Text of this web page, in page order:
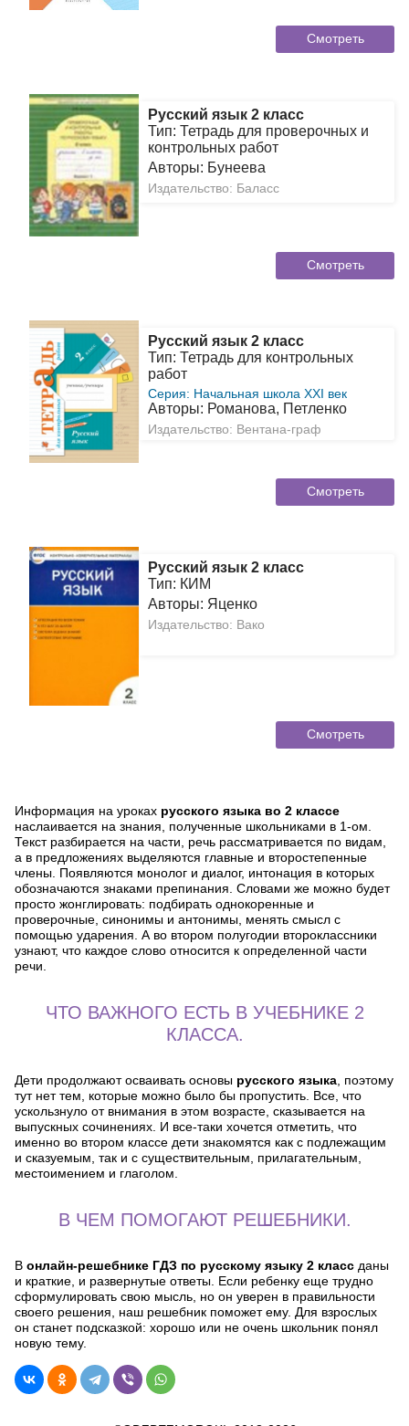
Смотреть
Русский язык 2 класс
Тип: Тетрадь для проверочных и
контрольных работ
Авторы: Бунеева
Издательство: Баласс
Смотреть
Русский язык 2 класс
Тип: Тетрадь для контрольных
работ
Серия: Начальная школа XXI век
Авторы: Романова, Петленко
Издательство: Вентана-граф
Смотреть
Русский язык 2 класс
Тип: КИМ
Авторы: Яценко
Издательство: Вако
Смотреть
Информация на уроках русского языка во 2 классе
наслаивается на знания, полученные школьниками в 1-ом.
Текст разбирается на части, речь рассматривается по видам,
а в предложениях выделяются главные и второстепенные
члены. Появляются монолог и диалог, интонация в которых
обозначаются знаками препинания. Словами же можно будет
просто жонглировать: подбирать однокоренные и
проверочные, синонимы и антонимы, менять смысл с
помощью ударения. А во втором полугодии второклассники
узнают, что каждое слово относится к определенной части
речи.
ЧТО ВАЖНОГО ЕСТЬ В УЧЕБНИКЕ 2
КЛАССА.
Дети продолжают осваивать основы русского языка, поэтому
тут нет тем, которые можно было бы пропустить. Все, что
ускользнуло от внимания в этом возрасте, сказывается на
выпускных сочинениях. И все-таки хочется отметить, что
именно во втором классе дети знакомятся как с подлежащим
и сказуемым, так и с существительным, прилагательным,
местоимением и глаголом.
В ЧЕМ ПОМОГАЮТ РЕШЕБНИКИ.
В онлайн-решебнике ГДЗ по русскому языку 2 класс даны
и краткие, и развернутые ответы. Если ребенку еще трудно
сформулировать свою мысль, но он уверен в правильности
своего решения, наш решебник поможет ему. Для взрослых
он станет подсказкой: хорошо или не очень школьник понял
новую тему.